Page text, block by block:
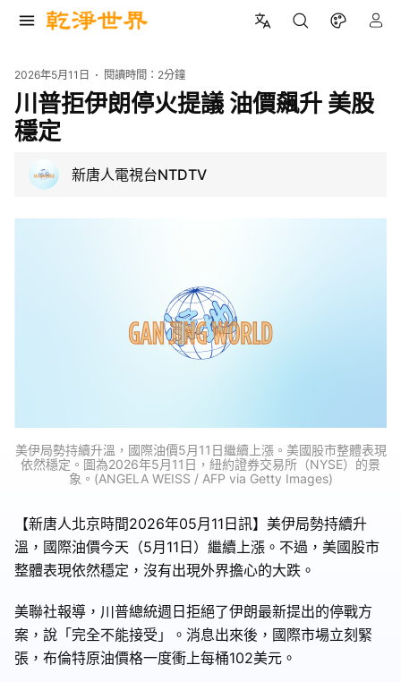
2026年5月11日 閱讀時間： 2分鐘
川普拒伊朗停火提議 油價飆升 美股
穩定
新唐人電視台NTDTV
美伊局勢持續升溫，國際油價5月11日繼續上漲。美國股市整體表現
依然穩定。圖為2026年5月11日，紐約證券交易所（NYSE）的景
象。(ANGELA WEISS / AFP via Getty Images)
【新唐人北京時間2026年05月11日訊】美伊局勢持續升
溫，國際油價今天（5月11日）繼續上漲。不過，美國股市
整體表現依然穩定，沒有出現外界擔心的大跌。
美聯社報導，川普總統週日拒絕了伊朗最新提出的停戰方
案，說「完全不能接受」。消息出來後，國際市場立刻緊
張，布倫特原油價格一度衝上每桶102美元。